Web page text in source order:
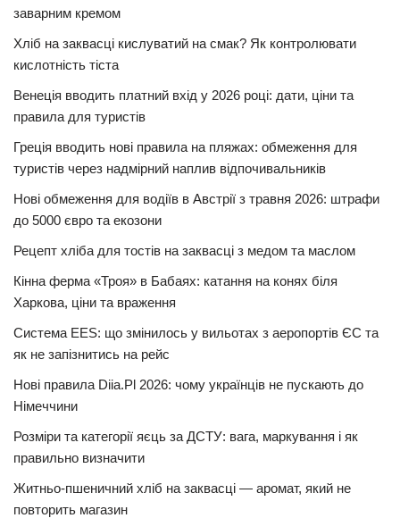
заварним кремом
Хліб на заквасці кислуватий на смак? Як контролювати
кислотність тіста
Венеція вводить платний вхід у 2026 році: дати, ціни та
правила для туристів
Греція вводить нові правила на пляжах: обмеження для
туристів через надмірний наплив відпочивальників
Нові обмеження для водіїв в Австрії з травня 2026: штрафи
до 5000 євро та екозони
Рецепт хліба для тостів на заквасці з медом та маслом
Кінна ферма «Троя» в Бабаях: катання на конях біля
Харкова, ціни та враження
Система EES: що змінилось у вильотах з аеропортів ЄС та
як не запізнитись на рейс
Нові правила Diia.Pl 2026: чому українців не пускають до
Німеччини
Розміри та категорії яєць за ДСТУ: вага, маркування і як
правильно визначити
Житньо-пшеничний хліб на заквасці — аромат, який не
повторить магазин